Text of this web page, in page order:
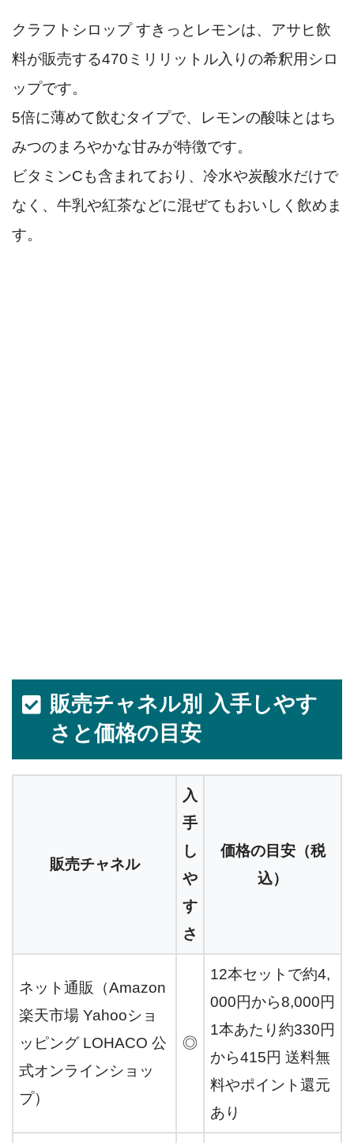
クラフトシロップ すきっとレモンは、アサヒ飲
料が販売する470ミリリットル入りの希釈用シロ
ップです。
5倍に薄めて飲むタイプで、レモンの酸味とはち
みつのまろやかな甘みが特徴です。
ビタミンCも含まれており、冷水や炭酸水だけで
なく、牛乳や紅茶などに混ぜてもおいしく飲めま
す。
販売チャネル別 入手しやす
さと価格の目安
販売チャネル
入
手
し
や
す
さ
価格の目安（税
込）
ネット通販（Amazon
楽天市場 Yahooショ
ッピング LOHACO 公
式オンラインショッ
プ）
◎
12本セットで約4,
000円から8,000円
1本あたり約330円
から415円 送料無
料やポイント還元
あり